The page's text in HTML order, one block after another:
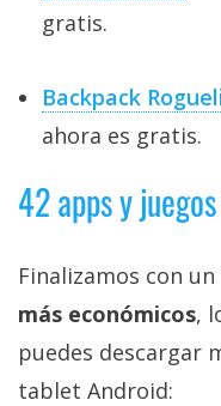
gratis.
Backpack
ahora es gratis.
42 apps y
Finalizamos con un
más económicos,
puedes descargar
tablet Android: